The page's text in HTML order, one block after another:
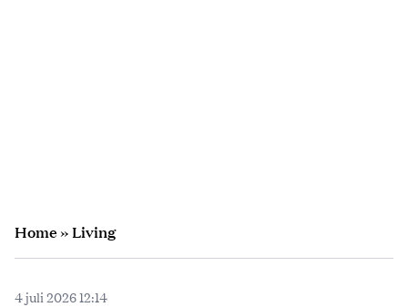
Home»Living
4 juli 2026 12:14